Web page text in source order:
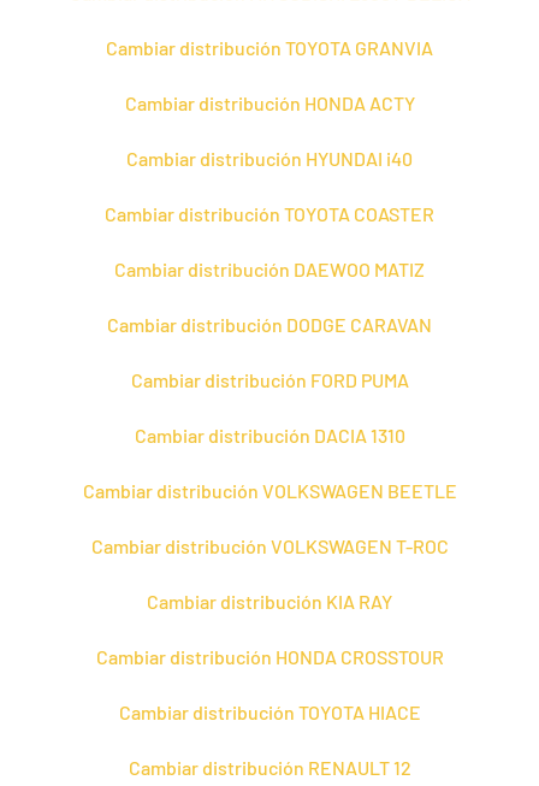
Cambiar distribución TOYOTA GRANVIA
Cambiar distribución HONDA ACTY
Cambiar distribución HYUNDAI i40
Cambiar distribución TOYOTA COASTER
Cambiar distribución DAEWOO MATIZ
Cambiar distribución DODGE CARAVAN
Cambiar distribución FORD PUMA
Cambiar distribución DACIA 1310
Cambiar distribución VOLKSWAGEN BEETLE
Cambiar distribución VOLKSWAGEN T-ROC
Cambiar distribución KIA RAY
Cambiar distribución HONDA CROSSTOUR
Cambiar distribución TOYOTA HIACE
Cambiar distribución RENAULT 12